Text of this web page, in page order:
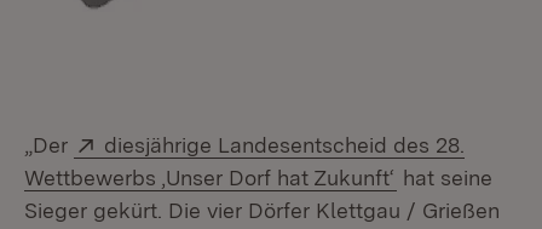
„Der Extern:
diesjährige Landesentscheid des 28.
Wettbewerbs ,Unser Dorf hat Zukunft‘ (Öffnet in
hat seine
Sieger gekürt. Die vier Dörfer Klettgau / Grießen